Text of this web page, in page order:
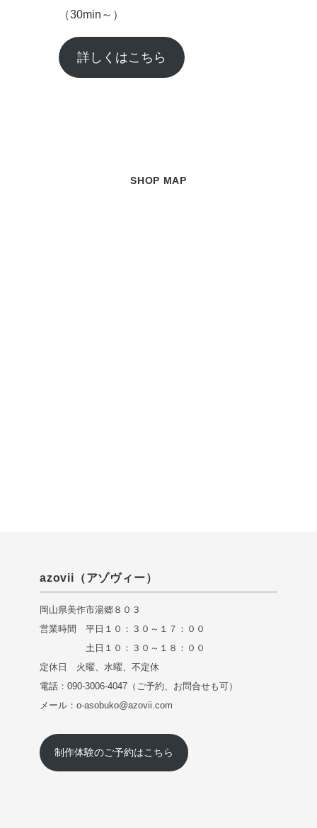
（30min～）
詳しくはこちら
SHOP MAP
azovii（アゾヴィー）
岡山県美作市湯郷８０３
営業時間 平日１０：３０～１７：００
土日１０：３０～１８：００
定休日 火曜、水曜、不定休
電話：090-3006-4047（ご予約、お問合せも可）
メール：o-asobuko@azovii.com
制作体験のご予約はこちら